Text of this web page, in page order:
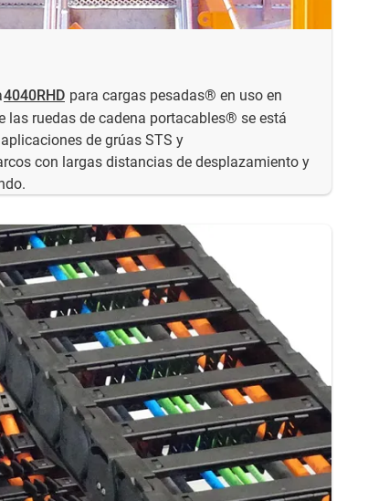
4040RHD para cargas pesadas® en uso en
las ruedas de cadena portacables® se está
de grúas STS y
con largas distancias de desplazamiento y